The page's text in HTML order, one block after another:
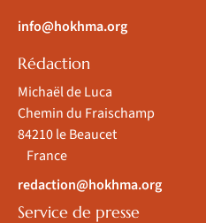
info@hokhma.org
Rédaction
Michaël de Luca
Chemin du Fraischamp
84210 le Beaucet
France
redaction@hokhma.org
Service de presse